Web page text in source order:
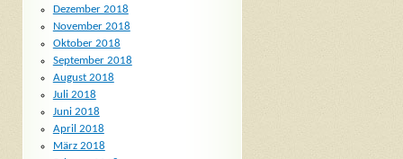
Dezember 2018
November 2018
Oktober 2018
September 2018
August 2018
Juli 2018
Juni 2018
April 2018
März 2018